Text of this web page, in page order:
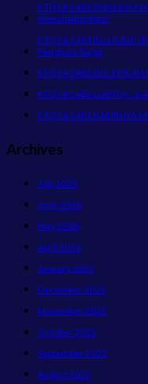
KTQS # 2485 Bolehkah
Menzhalimi Kita?
KTQS # 2484 Rasulullah
Penghuni Surga
KTQS # 2483 BOLEHKAH
KTQS # 2482 LGBTQ+ : 6
KTQS # 2481 KAFIRNYA
Archives
July 2026
June 2026
May 2026
April 2026
January 2023
December 2022
November 2022
October 2022
September 2022
August 2022